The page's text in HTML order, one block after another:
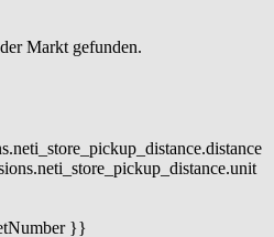
Markt gefunden.
}}